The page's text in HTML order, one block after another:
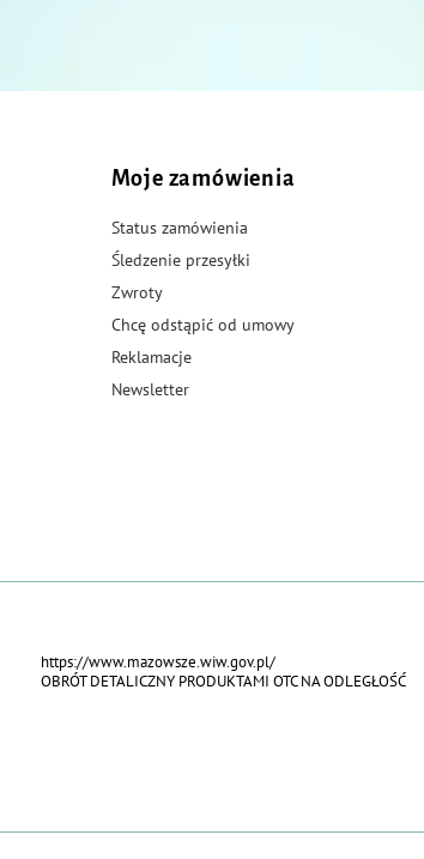
Moje zamówienia
Status zamówienia
Śledzenie przesyłki
Zwroty
Chcę odstąpić od umowy
Reklamacje
Newsletter
https://www.mazowsze.wiw.gov.pl/
OBRÓT DETALICZNY PRODUKTAMI OTC NA ODLEGŁOŚĆ